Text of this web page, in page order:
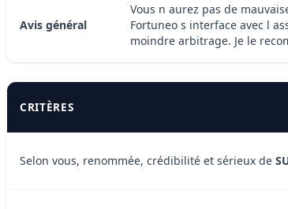
Avis général
Vous n aurez pas de
Fortuneo s interface avec l
moindre arbitrage. Je le
CRITÈRES
Selon vous, renommée, crédibilité et sérieux de